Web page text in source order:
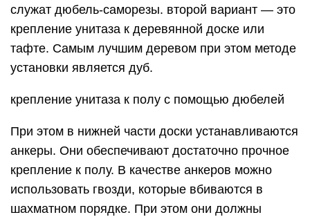
служат дюбель-саморезы. второй вариант — это
крепление унитаза к деревянной доске или
тафте. Самым лучшим деревом при этом методе
установки является дуб.
крепление унитаза к полу с помощью дюбелей
При этом в нижней части доски устанавливаются
анкеры. Они обеспечивают достаточно прочное
крепление к полу. В качестве анкеров можно
использовать гвозди, которые вбиваются в
шахматном порядке. При этом они должны